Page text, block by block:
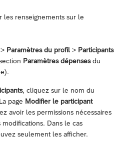
les renseignements sur le
> Paramètres du profil > Participants
Paramètres dépensesdu
, cliquez sur le nom du
page Modifier le participant
avoir les permissions nécessaires
Dans le cas
seulement les afficher.